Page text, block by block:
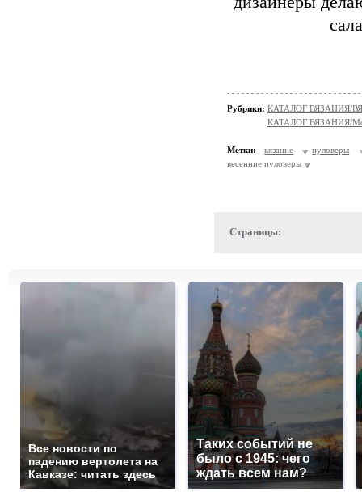
Рубрики: КАТАЛОГ ВЯЗАНИЯ/
КАТАЛОГ ВЯЗАНИЯ/
Метки: вязание
пуловеры
весенние пуловеры
Страницы:
Все новости по
падению вертолета на
Кавказе: читать здесь
Таких событий не
было с 1945: чего
ждать всем нам?